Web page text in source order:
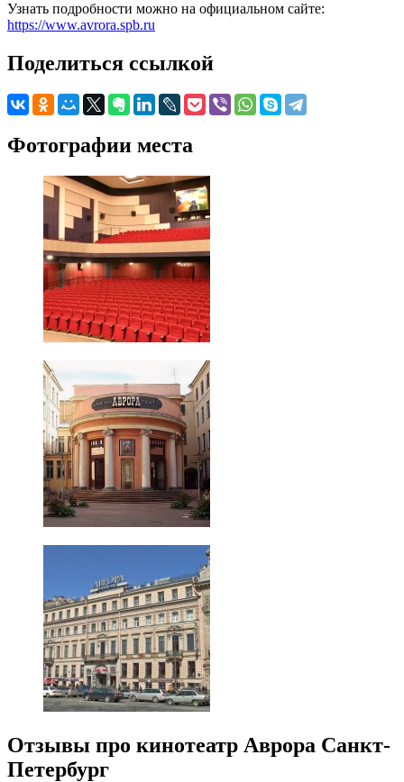
Узнать подробности можно на официальном сайте:
https://www.avrora.spb.ru
Поделиться ссылкой
Фотографии места
Отзывы про кинотеатр Аврора Санкт-
Петербург